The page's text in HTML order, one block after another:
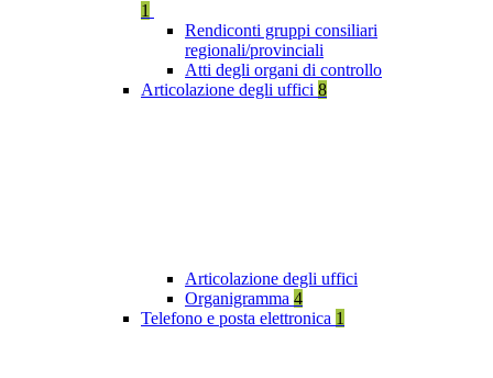
1
Rendiconti gruppi consiliari
regionali/provinciali
Atti degli organi di controllo
Articolazione degli uffici 8
Articolazione degli uffici
Organigramma 4
Telefono e posta elettronica 1